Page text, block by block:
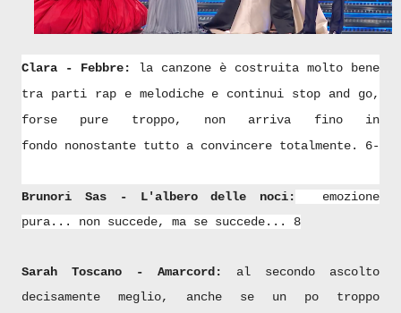
Clara - Febbre: la canzone è costruita molto bene
tra parti rap e melodiche e continui stop and go,
forse pure troppo, non arriva fino in
fondo nonostante tutto a convincere totalmente. 6-
Brunori Sas - L'albero delle noci:
emozione
pura... non succede, ma se succede... 8
Sarah Toscano - Amarcord: al secondo ascolto
decisamente meglio, anche se un po troppo